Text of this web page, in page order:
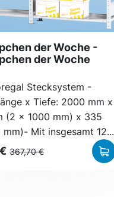
der Woche -
der Woche
Stecksystem -
x Tiefe: 2000 mm x
(2 x 1000 mm) x 335
Mit insgesamt 12...
367,70 €